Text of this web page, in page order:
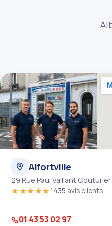
Alfortville
29 Rue Paul Vaillant
★★★★★1435 avis clients
01 43 53 02 97